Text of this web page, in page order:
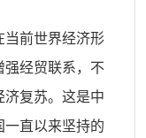
前世界经济形
强经贸联系，不
济复苏。这是中
一直以来坚持的